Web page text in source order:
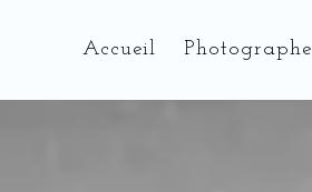
Accueil Photographe